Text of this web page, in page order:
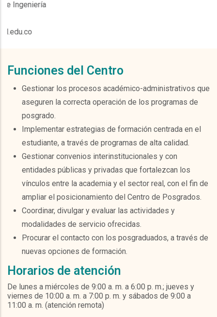
Funciones del Centro
Gestionar los procesos académico-administrativos que
aseguren la correcta operación de los programas de
posgrado.
Implementar estrategias de formación centrada en el
estudiante, a través de programas de alta calidad.
Gestionar convenios interinstitucionales y con
entidades públicas y privadas que fortalezcan los
vínculos entre la academia y el sector real, con el fin de
ampliar el posicionamiento del Centro de Posgrados.
Coordinar, divulgar y evaluar las actividades y
modalidades de servicio ofrecidas.
Procurar el contacto con los posgraduados, a través de
nuevas opciones de formación.
Horarios de atención
De lunes a miércoles de 9:00 a. m. a 6:00 p. m.; jueves y
viernes de 10:00 a. m. a 7:00 p. m. y sábados de 9:00 a
11:00 a. m. (atención remota)